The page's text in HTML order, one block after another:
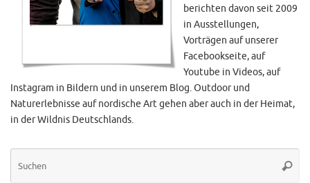
berichten davon seit 2009
in Ausstellungen,
Vorträgen auf unserer
Facebookseite, auf
Youtube in Videos, auf
Instagram in Bildern und in unserem Blog. Outdoor und
Naturerlebnisse auf nordische Art gehen aber auch in der Heimat,
in der Wildnis Deutschlands.